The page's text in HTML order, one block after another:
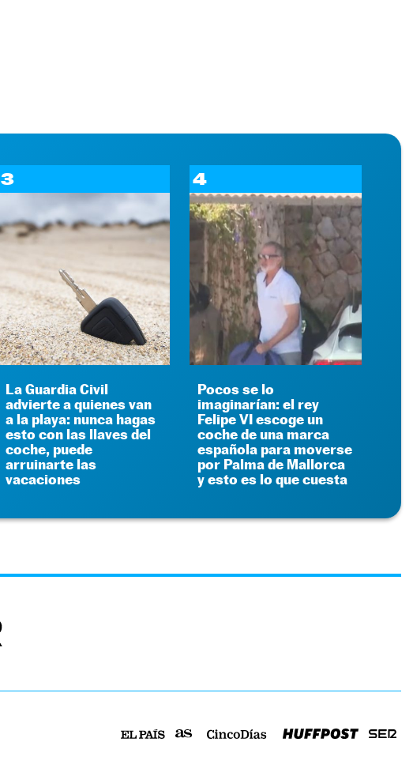
3
La Guardia Civil
advierte a quienes van
a la playa: nunca hagas
esto con las llaves del
coche, puede
arruinarte las
vacaciones
4
Pocos se lo
imaginarían: el rey
Felipe VI escoge un
coche de una marca
española para moverse
por Palma de Mallorca
y esto es lo que cuesta